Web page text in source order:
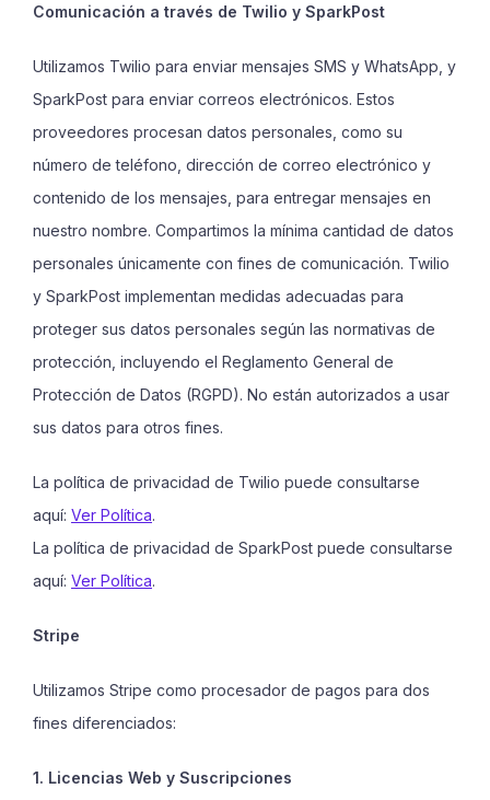
Comunicación a través de Twilio y SparkPost
Utilizamos Twilio para enviar mensajes SMS y WhatsApp, y
SparkPost para enviar correos electrónicos. Estos
proveedores procesan datos personales, como su
número de teléfono, dirección de correo electrónico y
contenido de los mensajes, para entregar mensajes en
nuestro nombre. Compartimos la mínima cantidad de datos
personales únicamente con fines de comunicación. Twilio
y SparkPost implementan medidas adecuadas para
proteger sus datos personales según las normativas de
protección, incluyendo el Reglamento General de
Protección de Datos (RGPD). No están autorizados a usar
sus datos para otros fines.
La política de privacidad de Twilio puede consultarse
aquí: Ver Política.
La política de privacidad de SparkPost puede consultarse
aquí: Ver Política.
Stripe
Utilizamos Stripe como procesador de pagos para dos
fines diferenciados:
1. Licencias Web y Suscripciones